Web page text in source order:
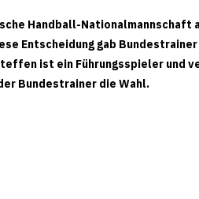
Handball-Nationalmannschaft
Entscheidung gab Bundestrainer
ist ein Führungsspieler und
Bundestrainer die Wahl.